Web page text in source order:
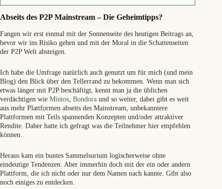
Abseits des P2PMainstream – Die Geheimtipps?
Fangen wir erst einmal mit der Sonnenseite des heutigen Beitrags an,
bevor wir ins Risiko gehen und mit der Moral in die Schattenseiten
der P2P Welt absteigen.
Ich habe die Umfrage natürlich auch genutzt um für mich (und mein
Blog) den Blick über den Tellerrand zu bekommen. Wenn man sich
etwas länger mit P2P beschäftigt, kennt man ja die üblichen
verdächtigen wie Mintos Bondora und so weiter, dabei gibt es weit
aus mehr Plattformen abseits des Mainstream, unbekanntere
Plattformen mit Teils spannenden Konzepten und/oder attraktiver
Rendite. Daher hatte ich gefragt was die Teilnehmer hier empfehlen
können.
Heraus kam ein buntes Sammelsurium logischerweise ohne
eindeutige Tendenzen. Aber immerhin doch mit der ein oder andern
Plattform, die ich nicht oder nur dem Namen nach kannte. Gibt also
noch einiges zu entdecken.